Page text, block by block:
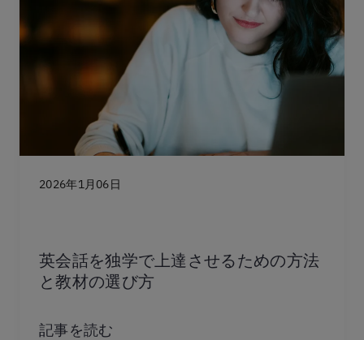
2026年1月06日
英会話を独学で上達させるための方法
と教材の選び方
記事を読む